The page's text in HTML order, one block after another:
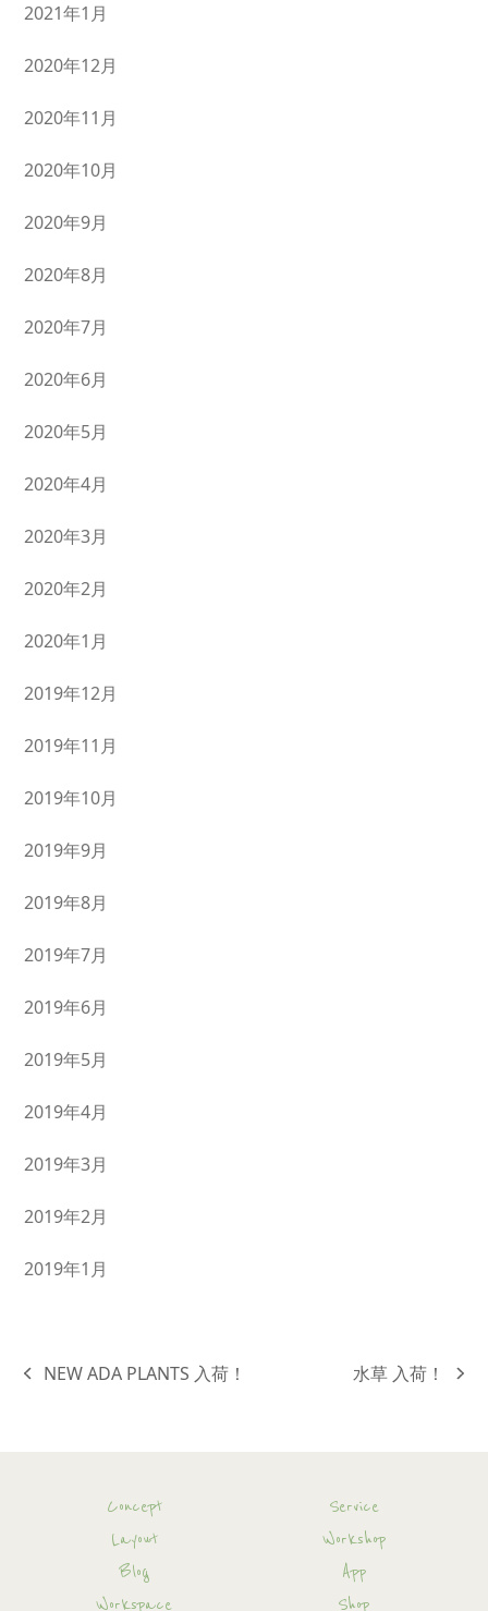
2021年1月
2020年12月
2020年11月
2020年10月
2020年9月
2020年8月
2020年7月
2020年6月
2020年5月
2020年4月
2020年3月
2020年2月
2020年1月
2019年12月
2019年11月
2019年10月
2019年9月
2019年8月
2019年7月
2019年6月
2019年5月
2019年4月
2019年3月
2019年2月
2019年1月
previous
NEW ADA PLANTS 入荷！
next
水草 入荷！
Concept
Service
Layout
Workshop
Blog
App
Workspace
Shop